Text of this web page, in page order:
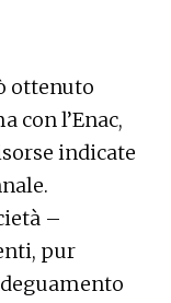
ottenuto
con l’Enac,
indicate
–
pur